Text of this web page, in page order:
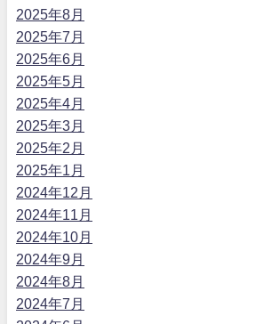
2025年8月
2025年7月
2025年6月
2025年5月
2025年4月
2025年3月
2025年2月
2025年1月
2024年12月
2024年11月
2024年10月
2024年9月
2024年8月
2024年7月